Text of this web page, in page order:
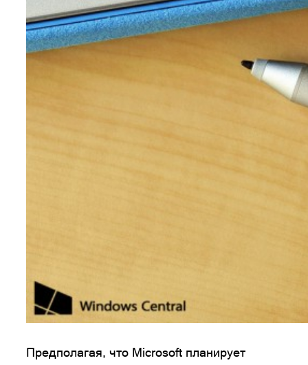
Предполагая, что Microsoft планирует